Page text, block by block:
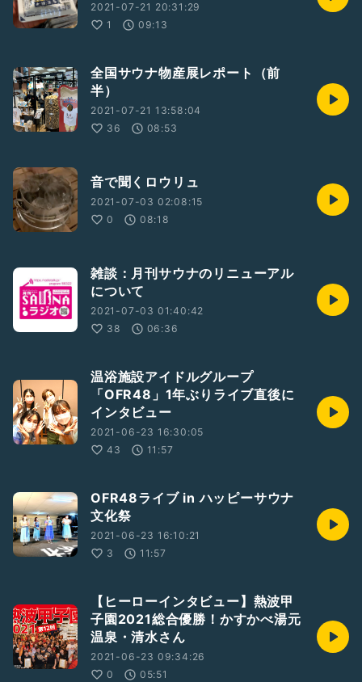
2021-07-21 20:31:29
1
09:13
全国サウナ物産展レポート（前
半）
2021-07-21 13:58:04
36
08:53
音で聞くロウリュ
2021-07-03 02:08:15
0
08:18
雑談：月刊サウナのリニューアル
について
2021-07-03 01:40:42
38
06:36
温浴施設アイドルグループ
「OFR48」1年ぶりライブ直後に
インタビュー
2021-06-23 16:30:05
43
11:57
OFR48ライブ in ハッピーサウナ
文化祭
2021-06-23 16:10:21
3
11:57
【ヒーローインタビュー】熱波甲
子園2021総合優勝！かすかべ湯元
温泉・清水さん
2021-06-23 09:34:26
0
05:51